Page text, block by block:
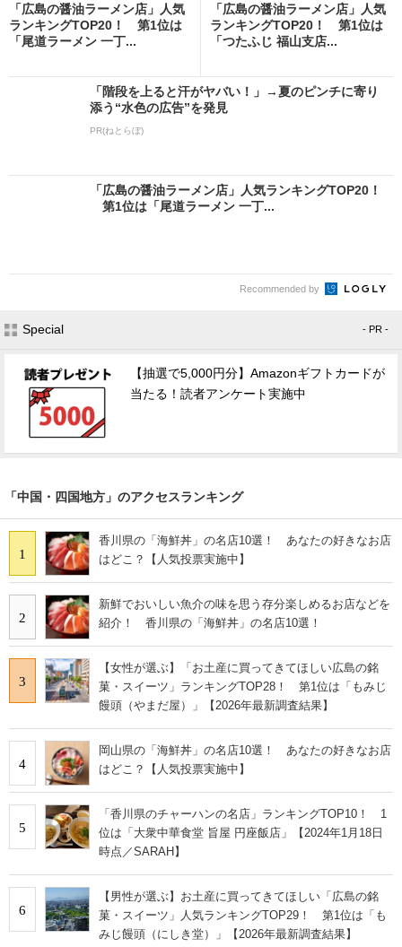
「広島の醤油ラーメン店」人気
ランキングTOP20！ 第1位は
「尾道ラーメン 一丁...
「広島の醤油ラーメン店」人気
ランキングTOP20！ 第1位は
「つたふじ 福山支店...
「階段を上ると汗がヤバい！」→夏のピンチに寄り
添う“水色の広告”を発見
PR(ねとらぼ)
「広島の醤油ラーメン店」人気ランキングTOP20！
第1位は「尾道ラーメン 一丁...
Recommended by
Special - PR -
【抽選で5,000円分】Amazonギフトカードが
当たる！読者アンケート実施中
「中国・四国地方」のアクセスランキング
1
香川県の「海鮮丼」の名店10選！ あなたの好きなお店
はどこ？【人気投票実施中】
2
新鮮でおいしい魚介の味を思う存分楽しめるお店などを
紹介！ 香川県の「海鮮丼」の名店10選！
3
【女性が選ぶ】「お土産に買ってきてほしい広島の銘
菓・スイーツ」ランキングTOP28！ 第1位は「もみじ
饅頭（やまだ屋）」【2026年最新調査結果】
4
岡山県の「海鮮丼」の名店10選！ あなたの好きなお店
はどこ？【人気投票実施中】
5
「香川県のチャーハンの名店」ランキングTOP10！ 1
位は「大衆中華食堂 旨屋 円座飯店」【2024年1月18日
時点／SARAH】
6
【男性が選ぶ】お土産に買ってきてほしい「広島の銘
菓・スイーツ」人気ランキングTOP29！ 第1位は「も
みじ饅頭（にしき堂）」【2026年最新調査結果】